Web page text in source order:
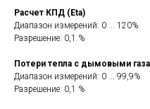
Расчет КПД (Eta)
Диапазон измерений: 0 ... 120%
Разрешение: 0,1 %
Потери тепла с дымовыми
Диапазон измерений: 0 ... 99,9%
Разрешение: 0,1 %